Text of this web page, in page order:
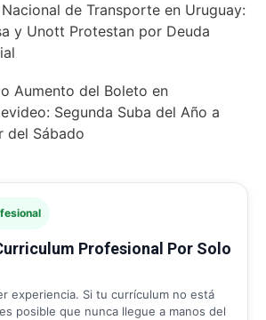
de Transporte en Uruguay:
y Unott Protestan por Deuda
Aumento del Boleto en
Segunda Suba del Año a
del Sábado
Profesional Por Solo
experiencia. Si tu currículum no está
posible que nunca llegue a manos del